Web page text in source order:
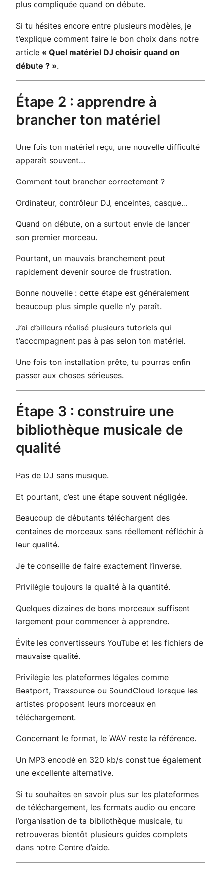
plus compliquée quand on débute.
Si tu hésites encore entre plusieurs modèles, je
t’explique comment faire le bon choix dans notre
article « Quel matériel DJ choisir quand on
débute ? ».
Étape 2 : apprendre à
brancher ton matériel
Une fois ton matériel reçu, une nouvelle difficulté
apparaît souvent…
Comment tout brancher correctement ?
Ordinateur, contrôleur DJ, enceintes, casque…
Quand on débute, on a surtout envie de lancer
son premier morceau.
Pourtant, un mauvais branchement peut
rapidement devenir source de frustration.
Bonne nouvelle : cette étape est généralement
beaucoup plus simple qu’elle n’y paraît.
J’ai d’ailleurs réalisé plusieurs tutoriels qui
t’accompagnent pas à pas selon ton matériel.
Une fois ton installation prête, tu pourras enfin
passer aux choses sérieuses.
Étape 3 : construire une
bibliothèque musicale de
qualité
Pas de DJ sans musique.
Et pourtant, c’est une étape souvent négligée.
Beaucoup de débutants téléchargent des
centaines de morceaux sans réellement réfléchir à
leur qualité.
Je te conseille de faire exactement l’inverse.
Privilégie toujours la qualité à la quantité.
Quelques dizaines de bons morceaux suffisent
largement pour commencer à apprendre.
Évite les convertisseurs YouTube et les fichiers de
mauvaise qualité.
Privilégie les plateformes légales comme
Beatport, Traxsource ou SoundCloud lorsque les
artistes proposent leurs morceaux en
téléchargement.
Concernant le format, le WAV reste la référence.
Un MP3 encodé en 320 kb/s constitue également
une excellente alternative.
Si tu souhaites en savoir plus sur les plateformes
de téléchargement, les formats audio ou encore
l’organisation de ta bibliothèque musicale, tu
retrouveras bientôt plusieurs guides complets
dans notre Centre d’aide.